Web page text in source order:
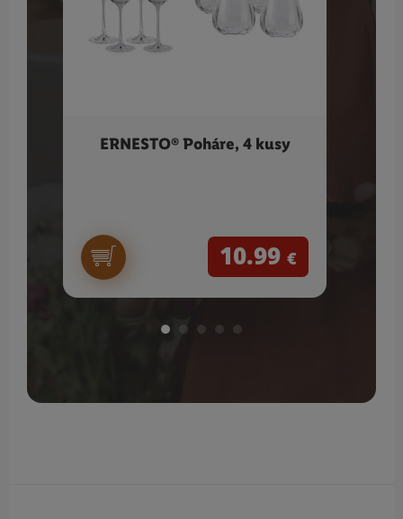
ERNESTO® Poháre, 4 kusy
10.99 €